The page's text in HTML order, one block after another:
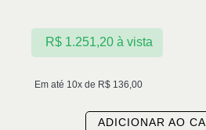
Em até 10x de R$ 136,00
R$1.251,20 à vista
ADICIONAR AO